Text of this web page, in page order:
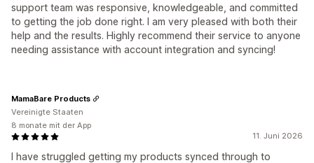
support team was responsive, knowledgeable, and committed
to getting the job done right. I am very pleased with both their
help and the results. Highly recommend their service to anyone
needing assistance with account integration and syncing!
11. Juni 2026
I have struggled getting my products synced through to
MamaBare Products
Vereinigte Staaten
8 monate mit der App